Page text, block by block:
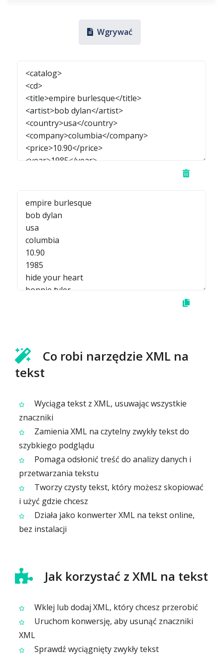
Wgrywać
Co robi narzędzie XML na
tekst
Wyciąga tekst z XML, usuwając wszystkie
znaczniki
Zamienia XML na czytelny zwykły tekst do
szybkiego podglądu
Pomaga odsłonić treść do analizy danych i
przetwarzania tekstu
Tworzy czysty tekst, który możesz skopiować
i użyć gdzie chcesz
Działa jako konwerter XML na tekst online,
bez instalacji
Jak korzystać z XML na tekst
Wklej lub dodaj XML, który chcesz przerobić
Uruchom konwersję, aby usunąć znaczniki
XML
Sprawdź wyciągnięty zwykły tekst